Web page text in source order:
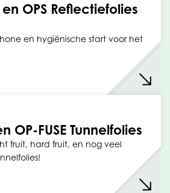
en OPS Reflectiefolies
en hygiënische start voor het
OP-FUSE Tunnelfolies
fruit, hard fruit, en nog veel